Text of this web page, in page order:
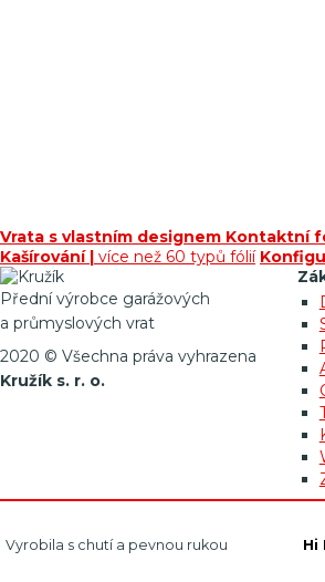
Vrata s vlastním designem Kontaktní
Kašírování | více než 60 typů fólií
Přední výrobce garážových
a průmyslových vrat
2020 © Všechna práva vyhrazena
Kružík s. r. o.
Vyrobila s chutí a pevnou rukou Hi